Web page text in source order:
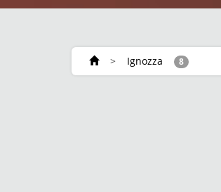
> Ignozza 8